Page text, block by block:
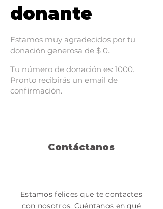
donante
Estamos muy agradecidos por tu
donación generosa de $ 0.
Tu número de donación es: 1000.
Pronto recibirás un email de
confirmación.
Contáctanos
Estamos felices que te contactes
con nosotros. Cuéntanos en qué